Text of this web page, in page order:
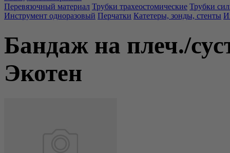
Перевязочный материал Трубки трахеостомические Трубки
Инструмент одноразовый Перчатки Катетеры, зонды, стенты
Бандаж на плеч./
Экотен